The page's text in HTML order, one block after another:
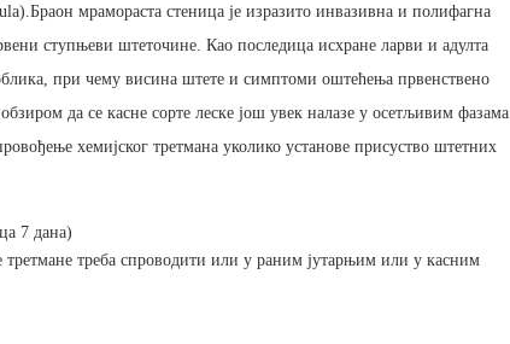
мрамораста стеница је изразито инвазивна и полифагна
ступњеви штеточине. Као последица исхране ларви и адулта
при чему висина штете и симптоми оштећења првенствено
да се касне сорте леске још увек налазе у осетљивим фазама
хемијског третмана уколико установе присуство штетних
7 дана)
третмане треба спроводити или у раним јутарњим или у касним